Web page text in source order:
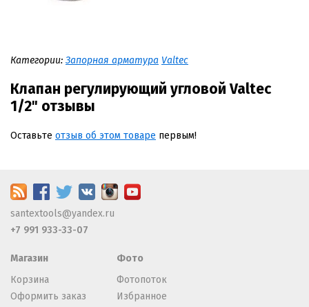
Категории: Запорная арматура Valtec
Клапан регулирующий угловой Valtec
1/2" отзывы
Оставьте отзыв об этом товаре первым!
santextools@yandex.ru
+7 991 933-33-07
Магазин
Корзина
Оформить заказ
Фото
Фотопоток
Избранное